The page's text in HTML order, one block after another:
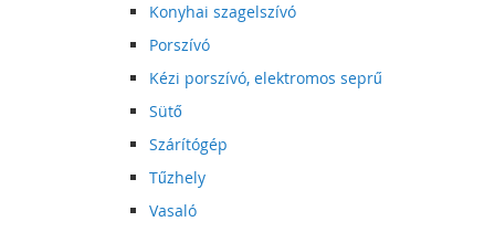
Konyhai szagelszívó
Porszívó
Kézi porszívó, elektromos seprű
Sütő
Szárítógép
Tűzhely
Vasaló